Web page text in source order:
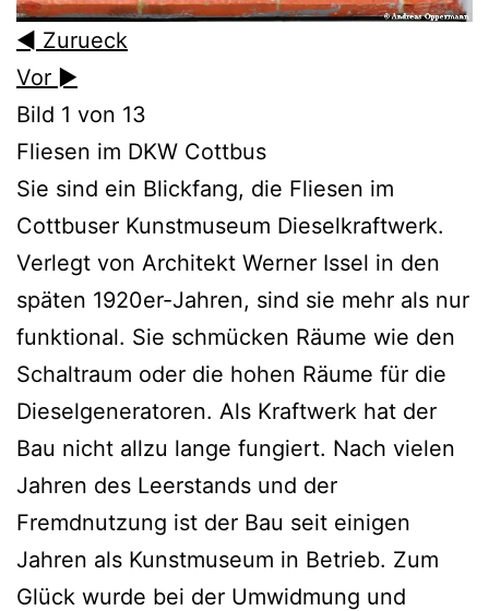
◄ Zurueck
Vor ►
Bild 1 von 13
Fliesen im DKW Cottbus
Sie sind ein Blickfang, die Fliesen im
Cottbuser Kunstmuseum Dieselkraftwerk.
Verlegt von Architekt Werner Issel in den
späten 1920er-Jahren, sind sie mehr als nur
funktional. Sie schmücken Räume wie den
Schaltraum oder die hohen Räume für die
Dieselgeneratoren. Als Kraftwerk hat der
Bau nicht allzu lange fungiert. Nach vielen
Jahren des Leerstands und der
Fremdnutzung ist der Bau seit einigen
Jahren als Kunstmuseum in Betrieb. Zum
Glück wurde bei der Umwidmung und